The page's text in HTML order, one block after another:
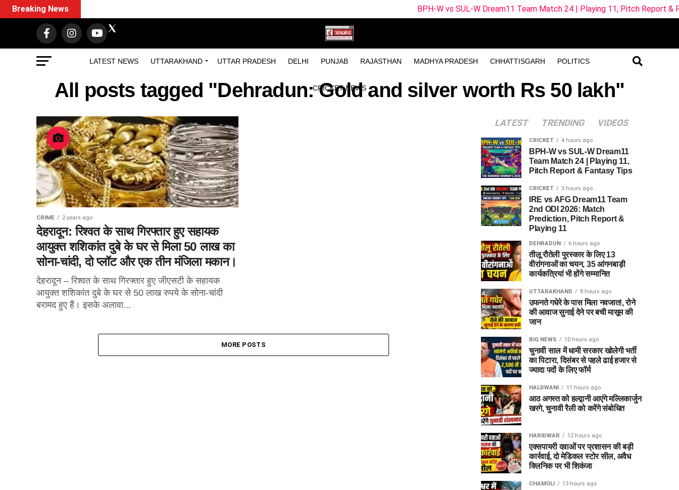
LATEST NEWS UTTARAKHAND UTTAR PRADESH DELHI PUNJAB RAJASTHAN MADHYA PRADESH CHHATTISGARH POLITICS
CRICKET NEWS
Breaking News BPH-W vs SUL-W Dream11 Team Match 24 | Playing 11, Pitch Report & Fantasy Tips
All posts tagged "Dehradun: Gold and silver worth Rs 50 lakh"
CRIME 2 years ago
देहरादून: रिश्वत के साथ गिरफ्तार हुए सहायक
आयुक्त शशिकांत दुबे के घर से मिला 50 लाख का
सोना-चांदी, दो प्लॉट और एक तीन मंजिला मकान।
देहरादून – रिश्वत के साथ गिरफ्तार हुए जीएसटी के सहायक
आयुक्त शशिकांत दुबे के घर से 50 लाख रुपये के सोना-चांदी
बरामद हुए हैं। इसके अलावा...
MORE POSTS
LATEST TRENDING VIDEOS
CRICKET 4 hours ago
BPH-W vs SUL-W Dream11
Team Match 24 | Playing 11,
Pitch Report & Fantasy Tips
CRICKET 5 hours ago
IRE vs AFG Dream11 Team
2nd ODI 2026: Match
Prediction, Pitch Report &
Playing 11
DEHRADUN 6 hours ago
तीलू रौतेली पुरस्कार के लिए 13
वीरांगनाओं का चयन, 35 आंगनबाड़ी
कार्यकत्रियां भी होंगे सम्मानित
UTTARAKHAND 8 hours ago
उफनते गधेरे के पास मिला नवजात!, रोने
की आवाज सुनाई देने पर बची मासूम की
जान
BIG NEWS 10 hours ago
चुनावी साल में धामी सरकार खोलेगी भर्ती
का पिटारा, दिसंबर से पहले ढाई हजार से
ज्यादा पदों के लिए फॉर्म
HALDWANI 11 hours ago
आठ अगस्त को हल्द्वानी आएंगे मल्लिकार्जुन
खरगे, चुनावी रैली को करेंगे संबोधित
HARIDWAR 12 hours ago
एक्सपायरी दवाओं पर प्रशासन की बड़ी
कार्रवाई, दो मेडिकल स्टोर सील, अवैध
क्लिनिक पर भी शिकंजा
CHAMOLI 13 hours ago